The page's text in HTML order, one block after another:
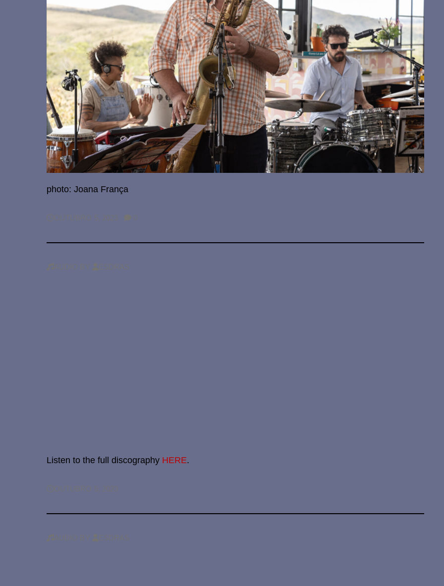
photo: Joana França
OUTUBRO 5, 2023 0NO
ON
AUDIO BY ESDRAS
Listen to the full discography HERE.
OUTUBRO 5, 2023
AUDIO BY ESDRAS